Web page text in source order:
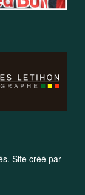
Site créé par